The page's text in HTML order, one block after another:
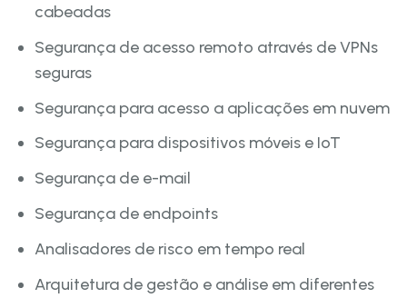
cabeadas
Segurança de acesso remoto através de VPNs
seguras
Segurança para acesso a aplicações em nuvem
Segurança para dispositivos móveis e IoT
Segurança de e-mail
Segurança de endpoints
Analisadores de risco em tempo real
Arquitetura de gestão e análise em diferentes